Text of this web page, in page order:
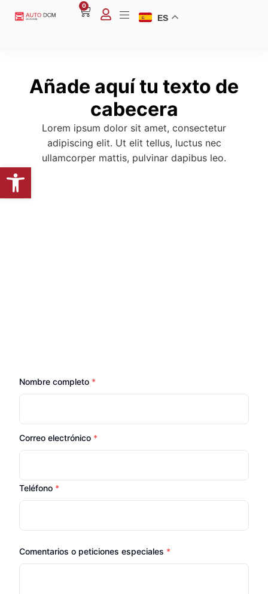
Abrir barra de herramientas
0
ES
Añade aquí tu texto de
cabecera
Lorem ipsum dolor sit amet, consectetur
adipiscing elit. Ut elit tellus, luctus nec
ullamcorper mattis, pulvinar dapibus leo.
Jet Engine Booking Form Id
Jet Engine Refer
Nombre completo *
Nombre
Correo electrónico *
Correo
Teléfono *
Tel
Comentarios o peticiones especiales *
Mensaje